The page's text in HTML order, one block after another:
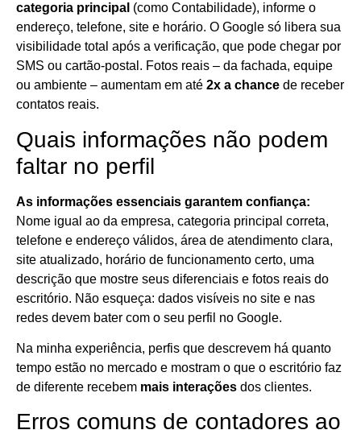
categoria principal (como Contabilidade), informe o
endereço, telefone, site e horário. O Google só libera sua
visibilidade total após a verificação, que pode chegar por
SMS ou cartão-postal. Fotos reais – da fachada, equipe
ou ambiente – aumentam em até 2x a chance de receber
contatos reais.
Quais informações não podem
faltar no perfil
As informações essenciais garantem confiança:
Nome igual ao da empresa, categoria principal correta,
telefone e endereço válidos, área de atendimento clara,
site atualizado, horário de funcionamento certo, uma
descrição que mostre seus diferenciais e fotos reais do
escritório. Não esqueça: dados visíveis no site e nas
redes devem bater com o seu perfil no Google.
Na minha experiência, perfis que descrevem há quanto
tempo estão no mercado e mostram o que o escritório faz
de diferente recebem mais interações dos clientes.
Erros comuns de contadores ao